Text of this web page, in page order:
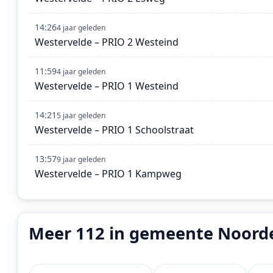
14:264 jaar geleden
Westervelde – PRIO 2 Westeind
11:594 jaar geleden
Westervelde – PRIO 1 Westeind
14:215 jaar geleden
Westervelde – PRIO 1 Schoolstraat
13:579 jaar geleden
Westervelde – PRIO 1 Kampweg
Meer 112 in gemeente